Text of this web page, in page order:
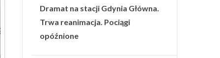
Dramat na stacji Gdynia Główna.
Trwa reanimacja. Pociągi
opóźnione